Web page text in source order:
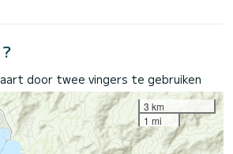
door twee vingers te gebruiken
3 km
1 mi